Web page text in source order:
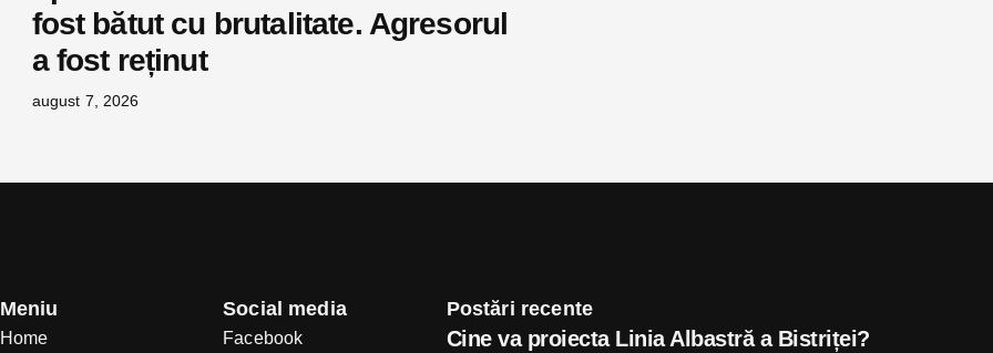
fost bătut cu brutalitate. Agresorul
a fost reținut
august 7, 2026
Meniu
Home
Social media
Facebook
Postări recente
Cine va proiecta Linia Albastră a Bistriței?